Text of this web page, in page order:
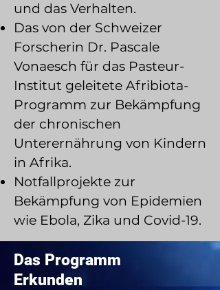
und das Verhalten.
Das von der Schweizer
Forscherin Dr. Pascale
Vonaesch für das Pasteur-
Institut geleitete Afribiota-
Programm zur Bekämpfung
der chronischen
Unterernährung von Kindern
in Afrika.
Notfallprojekte zur
Bekämpfung von Epidemien
wie Ebola, Zika und Covid-19.​
​Das Programm
Erkunden